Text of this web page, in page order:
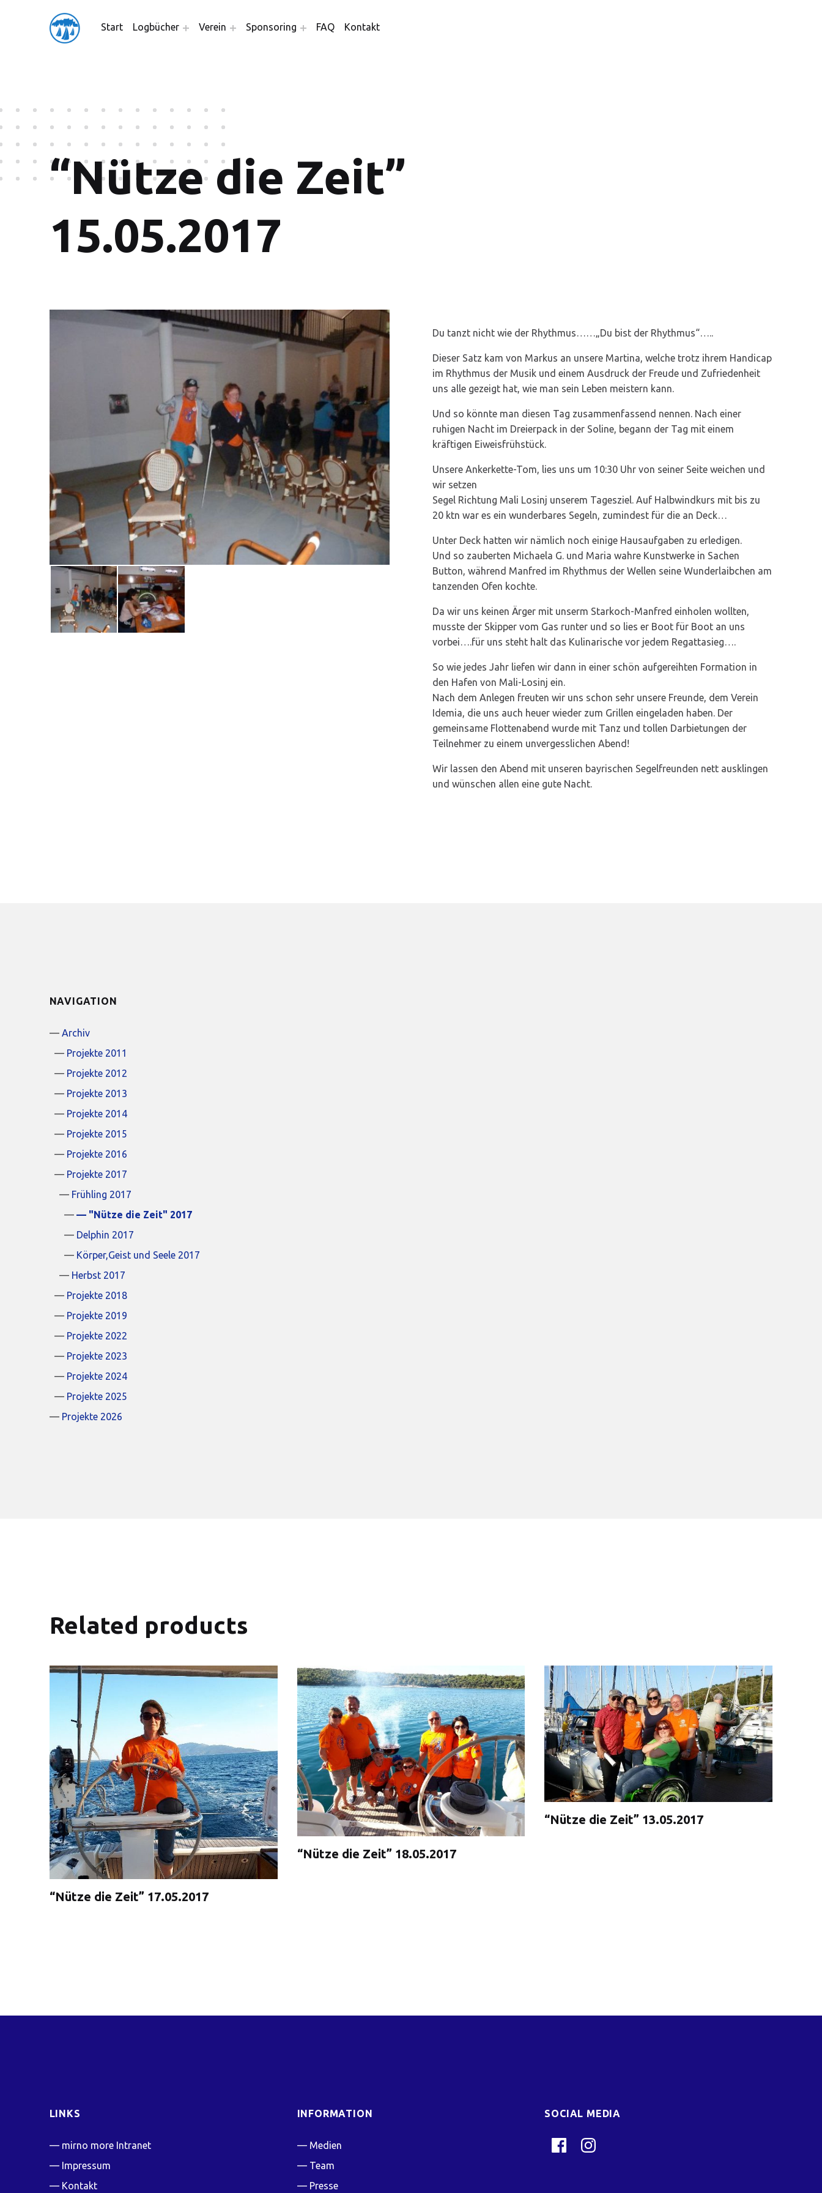
friedensflotte salzburg
Friedensflotte Salzburg Start Logbücher Verein Sponsoring FAQ Kontakt
“Nütze die Zeit”
15.05.2017
Du tanzt nicht wie der Rhythmus……„Du bist der Rhythmus“…..
Dieser Satz kam von Markus an unsere Martina, welche trotz ihrem Handicap
im Rhythmus der Musik und einem Ausdruck der Freude und Zufriedenheit
uns alle gezeigt hat, wie man sein Leben meistern kann.
Und so könnte man diesen Tag zusammenfassend nennen. Nach einer
ruhigen Nacht im Dreierpack in der Soline, begann der Tag mit einem
kräftigen Eiweisfrühstück.
Unsere Ankerkette-Tom, lies uns um 10:30 Uhr von seiner Seite weichen und
wir setzen
Segel Richtung Mali Losinj unserem Tagesziel. Auf Halbwindkurs mit bis zu
20 ktn war es ein wunderbares Segeln, zumindest für die an Deck…
Unter Deck hatten wir nämlich noch einige Hausaufgaben zu erledigen.
Und so zauberten Michaela G. und Maria wahre Kunstwerke in Sachen
Button, während Manfred im Rhythmus der Wellen seine Wunderlaibchen am
tanzenden Ofen kochte.
Da wir uns keinen Ärger mit unserm Starkoch-Manfred einholen wollten,
musste der Skipper vom Gas runter und so lies er Boot für Boot an uns
vorbei….für uns steht halt das Kulinarische vor jedem Regattasieg….
So wie jedes Jahr liefen wir dann in einer schön aufgereihten Formation in
den Hafen von Mali-Losinj ein.
Nach dem Anlegen freuten wir uns schon sehr unsere Freunde, dem Verein
Idemia, die uns auch heuer wieder zum Grillen eingeladen haben. Der
gemeinsame Flottenabend wurde mit Tanz und tollen Darbietungen der
Teilnehmer zu einem unvergesslichen Abend!
Wir lassen den Abend mit unseren bayrischen Segelfreunden nett ausklingen
und wünschen allen eine gute Nacht.
NAVIGATION
Archiv
Projekte 2011
Projekte 2012
Projekte 2013
Projekte 2014
Projekte 2015
Projekte 2016
Projekte 2017
Frühling 2017
"Nütze die Zeit" 2017
Delphin 2017
Körper,Geist und Seele 2017
Herbst 2017
Projekte 2018
Projekte 2019
Projekte 2022
Projekte 2023
Projekte 2024
Projekte 2025
Projekte 2026
Related products
“Nütze die Zeit” 17.05.2017
“Nütze die Zeit” 18.05.2017
“Nütze die Zeit” 13.05.2017
LINKS
mirno more Intranet
Impressum
Kontakt
INFORMATION
Medien
Team
Presse
SOCIAL MEDIA